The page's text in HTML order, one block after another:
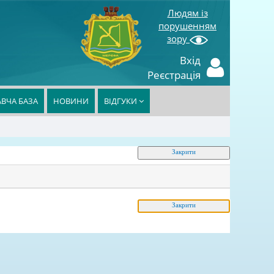
Людям із
порушенням
зору
Вхід
Реєстрація
БАЗА НОВИНИ ВІДГУКИ